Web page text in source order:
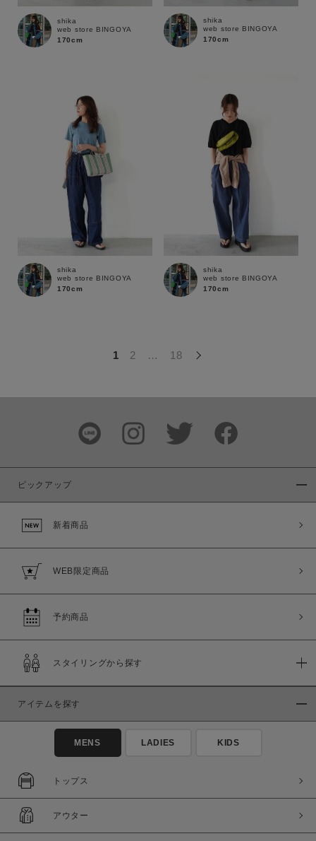
この条件で絞り込む
shika
web store BINGOYA
170cm
shika
web store BINGOYA
170cm
shika
web store BINGOYA
170cm
shika
web store BINGOYA
170cm
1 2 … 18
ピックアップ
新着商品
WEB限定商品
予約商品
スタイリングから探す
アイテムを探す
MENS LADIES KIDS
トップス
アウター